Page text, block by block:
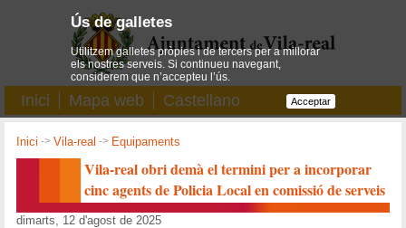
Inici Mapa web Castellano
Inici ->Vila-real -> Equipaments
Vila-real obri demà el termini per a incorporar
cinc agents de Policia Local en comissió de serveis
dimarts, 12 d'agost de 2025
Ús de galletes
Utilitzem galletes pròpies i de tercers per a millorar
els nostres serveis. Si continueu navegant,
considerem que n’accepteu l’ús.
Acceptar